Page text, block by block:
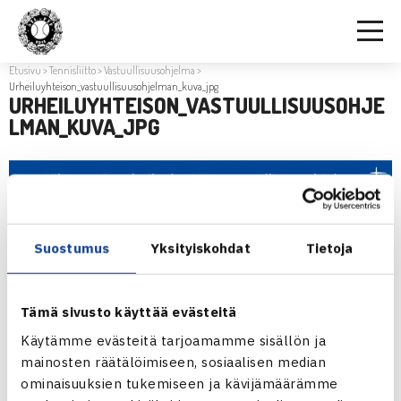
Suostumus Yksityiskohdat Tietoja
Tämä sivusto käyttää evästeitä
Käytämme evästeitä tarjoamamme sisällön ja
mainosten räätälöimiseen, sosiaalisen median
ominaisuuksien tukemiseen ja kävijämäärämme
Etusivu >Tennisliitto>Vastuullisuusohjelma >
Urheiluyhteison_vastuullisuusohjelman_kuva_jpg
URHEILUYHTEISON_VASTUULLISUUSOHJE
LMAN_KUVA_JPG